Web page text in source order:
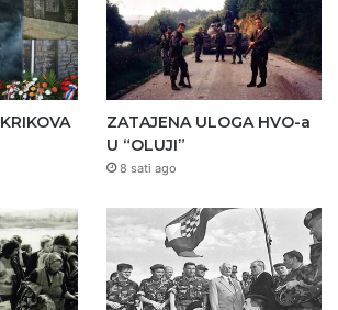
ZATAJENA ULOGA HVO-a
U “OLUJI”
8 sati ago